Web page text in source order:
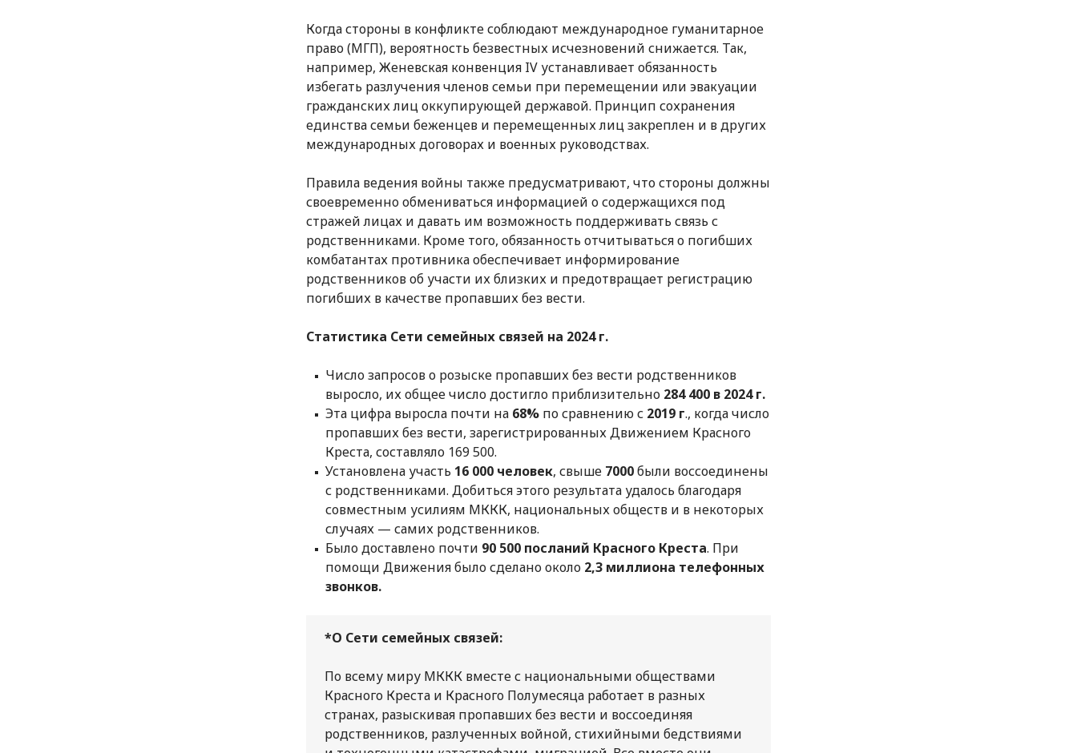
Когда стороны в конфликте соблюдают международное гуманитарное
право (МГП), вероятность безвестных исчезновений снижается. Так,
например, Женевская конвенция IV устанавливает обязанность
избегать разлучения членов семьи при перемещении или эвакуации
гражданских лиц оккупирующей державой. Принцип сохранения
единства семьи беженцев и перемещенных лиц закреплен и в других
международных договорах и военных руководствах.
Правила ведения войны также предусматривают, что стороны должны
своевременно обмениваться информацией о содержащихся под
стражей лицах и давать им возможность поддерживать связь с
родственниками. Кроме того, обязанность отчитываться о погибших
комбатантах противника обеспечивает информирование
родственников об участи их близких и предотвращает регистрацию
погибших в качестве пропавших без вести.
Статистика Сети семейных связей на 2024 г.
Число запросов о розыске пропавших без вести родственников
выросло, их общее число достигло приблизительно 284 400 в 2024 г.
Эта цифра выросла почти на 68% по сравнению с 2019 г., когда число
пропавших без вести, зарегистрированных Движением Красного
Креста, составляло 169 500.
Установлена участь 16 000 человек, свыше 7000были воссоединены
с родственниками. Добиться этого результата удалось благодаря
совместным усилиям МККК, национальных обществ и в некоторых
случаях — самих родственников.
Было доставлено почти 90 500 посланий Красного Креста. При
помощи Движения было сделано около 2,3 миллиона телефонных
звонков.
*О Сети семейных связей:
По всему миру МККК вместе с национальными обществами
Красного Креста и Красного Полумесяца работает в разных
странах, разыскивая пропавших без вести и воссоединяя
родственников, разлученных войной, стихийными бедствиями